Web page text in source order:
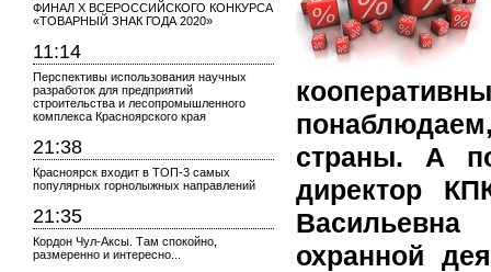
ФИНАЛ X ВСЕРОССИЙСКОГО КОНКУРСА
«ТОВАРНЫЙ ЗНАК ГОДА 2020»
11:14
Перспективы использования научных
разработок для предприятий
строительства и лесопромышленного
комплекса Красноярского края
21:38
Красноярск входит в ТОП-3 самых
популярных горнолыжных направлений
21:35
Кордон Чул-Аксы. Там спокойно,
размеренно и интересно...
страны. А
директор
охранной